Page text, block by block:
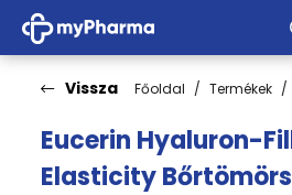
Vissza Főoldal Termékek
Eucerin Hyaluron-
Elasticity